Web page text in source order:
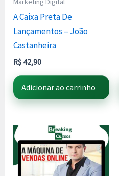
A Caixa Preta De
Lançamentos – João
Castanheira
R$ 42,90
Adicionar ao carrinho